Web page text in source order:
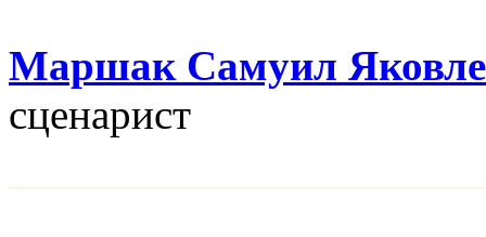
Маршак Самуил
сценарист